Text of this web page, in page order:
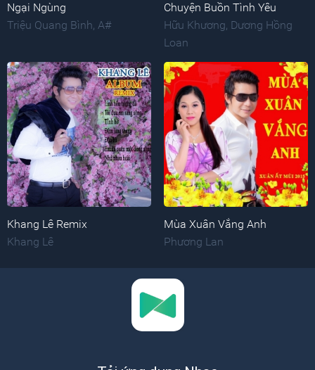
Ngại Ngùng
Triệu Quang Bình, A#
Chuyện Buồn Tình Yêu
Hữu Khương, Dương Hồng
Loan
Khang Lê Remix
Khang Lê
Mùa Xuân Vắng Anh
Phương Lan